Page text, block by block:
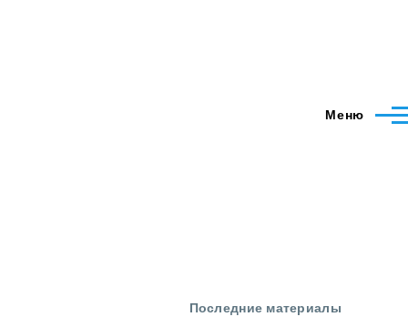
Меню
Последние материалы